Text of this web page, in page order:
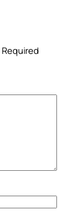
Required